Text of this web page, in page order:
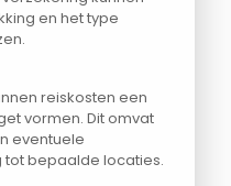
en het type
reiskosten een
vormen. Dit omvat
eventuele
bepaalde locaties.